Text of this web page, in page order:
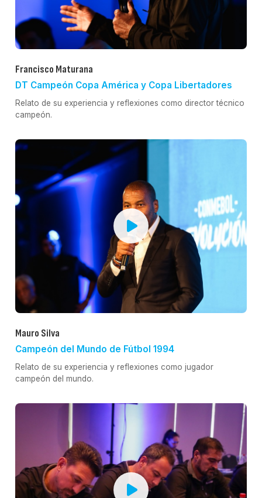
Francisco Maturana
DT Campeón Copa América y Copa Libertadores
Relato de su experiencia y reflexiones como director técnico
campeón.
Mauro Silva
Campeón del Mundo de Fútbol 1994
Relato de su experiencia y reflexiones como jugador
campeón del mundo.